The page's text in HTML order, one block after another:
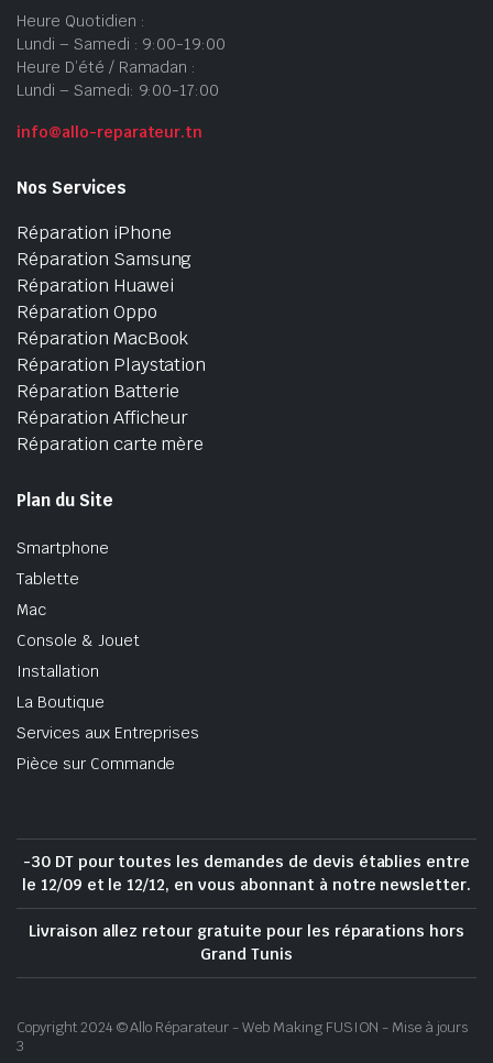
Heure Quotidien :
Lundi – Samedi : 9:00-19:00
Heure D’été / Ramadan :
Lundi – Samedi: 9:00-17:00
info@allo-reparateur.tn
Nos Services
Réparation iPhone
Réparation Samsung
Réparation Huawei
Réparation Oppo
Réparation MacBook
Réparation Playstation
Réparation Batterie
Réparation Afficheur
Réparation carte mère
Plan du Site
Smartphone
Tablette
Mac
Console & Jouet
Installation
La Boutique
Services aux Entreprises
Pièce sur Commande
-30 DT pour toutes les demandes de devis établies entre
le 12/09 et le 12/12, en vous abonnant à notre newsletter.
Livraison allez retour gratuite pour les réparations hors
Grand Tunis
Copyright 2024 © Allo Réparateur - Web Making FUSION - Mise à jours
3